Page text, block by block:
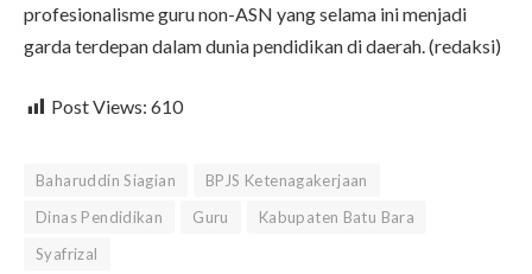
profesionalisme guru non-ASN yang selama ini menjadi
garda terdepan dalam dunia pendidikan di daerah. (redaksi)
Post Views: 610
Baharuddin Siagian
BPJS Ketenagakerjaan
Dinas Pendidikan
Guru
Kabupaten Batu Bara
Syafrizal